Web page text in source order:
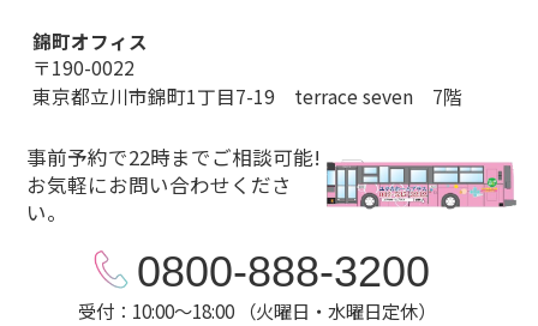
錦町オフィス
〒190-0022
東京都立川市錦町1丁目7-19 terrace seven 7階
事前予約で22時までご相談可能!
お気軽にお問い合わせくださ
い。
0800-888-3200
受付：10:00～18:00 （火曜日・水曜日定休）